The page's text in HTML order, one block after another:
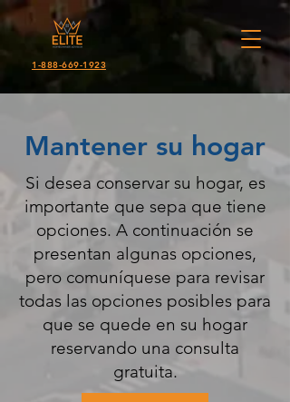
1-888-669-1923
Mantener su hogar
Si desea conservar su hogar, es
importante que sepa que tiene
opciones. A continuación se
presentan algunas opciones,
pero comuníquese para revisar
todas las opciones posibles para
que se quede en su hogar
reservando una consulta
gratuita.